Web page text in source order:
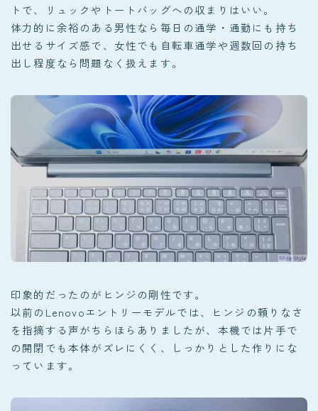
トで、リュックやトートバッグへの収まりはいい。
体力的に余裕のある男性なら毎日の通学・通勤にも持ち
出せるサイズ感で、女性でも自転車通学や週数回の持ち
出し程度なら問題なく扱えます。
印象的だったのがヒンジの剛性です。
以前のLenovoエントリーモデルでは、ヒンジの頼りなさ
を指摘する声がちらほらありましたが、本機では片手で
の開閉でも本体がズレにくく、しっかりとした作りにな
っています。